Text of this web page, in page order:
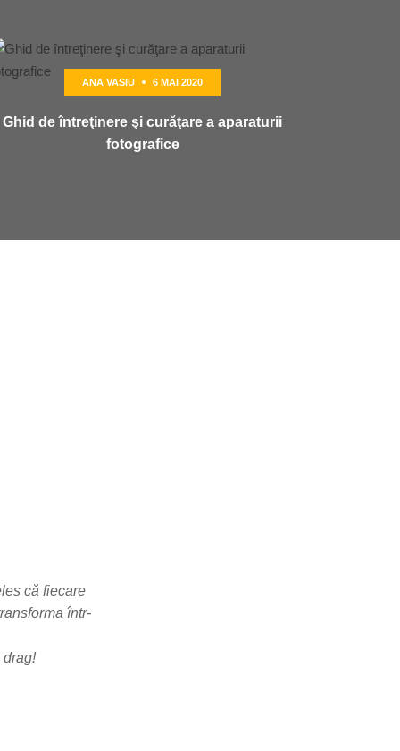
ANA VASIU 6 MAI 2020
Ghid de întreţinere şi curăţare a aparaturii
fotografice
că fiecare
într-
drag!